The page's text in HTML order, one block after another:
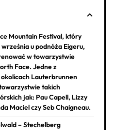
Mountain Festival, który
września u podnóża Eigeru,
w towarzystwie
Face. Jedne z
Lauterbrunnen
takich
jak: Pau Capell, Lizzy
Maciel czy Seb Chaigneau.
– Stechelberg